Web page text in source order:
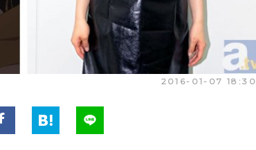
2016-01-07 18:30